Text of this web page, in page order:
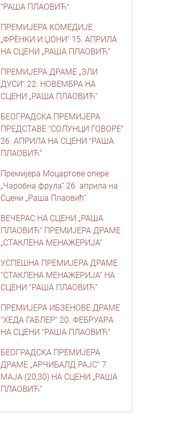
"РАША ПЛАОВИЋ"
ПРЕМИЈЕРА КОМЕДИЈЕ
„ФРЕНКИ И ЏОНИ“ 15. АПРИЛА
НА СЦЕНИ „РАША ПЛАОВИЋ“
ПРЕМИЈЕРА ДРАМЕ „ЗЛИ
ДУСИ“ 22. НОВЕМБРА НА
СЦЕНИ „РАША ПЛАОВИЋ“
БЕОГРАДСКА ПРЕМИЈЕРА
ПРЕДСТАВЕ "СОЛУНЦИ ГОВОРЕ"
26. АПРИЛА НА СЦЕНИ "РАША
ПЛАОВИЋ"
Премијера Моцартове опере
„Чаробна фрула“ 26. априла на
Сцени „Раша Плаовић“
ВЕЧЕРАС НА СЦЕНИ „РАША
ПЛАОВИЋ“ ПРЕМИЈЕРА ДРАМЕ
„СТАКЛЕНА МЕНАЖЕРИЈА“
УСПЕШНА ПРЕМИЈЕРА ДРАМЕ
“СТАКЛЕНА МЕНАЖЕРИЈА” НА
СЦЕНИ “РАША ПЛАОВИЋ”
ПРЕМИЈЕРА ИБЗЕНОВЕ ДРАМЕ
"ХЕДА ГАБЛЕР" 20. ФЕБРУАРA
НА СЦЕНИ "РАША ПЛАОВИЋ"
БЕОГРАДСКА ПРЕМИЈЕРА
ДРАМЕ „АРЧИБАЛД РАЈС“ 7.
МАЈА (20,30) НА СЦЕНИ „РАША
ПЛАОВИЋ“